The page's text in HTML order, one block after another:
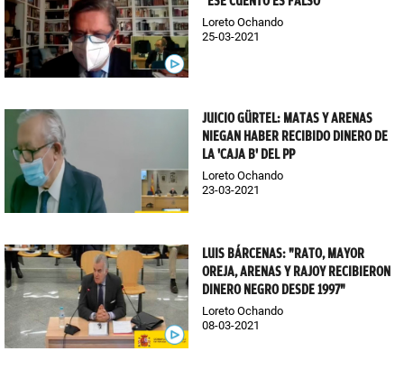
Loreto Ochando
25-03-2021
JUICIO GÜRTEL: MATAS Y ARENAS
NIEGAN HABER RECIBIDO DINERO DE
LA 'CAJA B' DEL PP
Loreto Ochando
23-03-2021
LUIS BÁRCENAS: "RATO, MAYOR
OREJA, ARENAS Y RAJOY RECIBIERON
DINERO NEGRO DESDE 1997"
Loreto Ochando
08-03-2021